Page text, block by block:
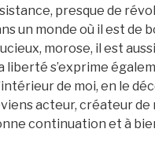
presque de
un monde où il est de
morose, il est
liberté s’exprime
de moi, en le
acteur, créateur de
continuation et à